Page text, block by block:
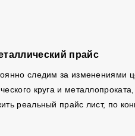
прайс
следим за изменениями
круга и
реальный прайс лист, по